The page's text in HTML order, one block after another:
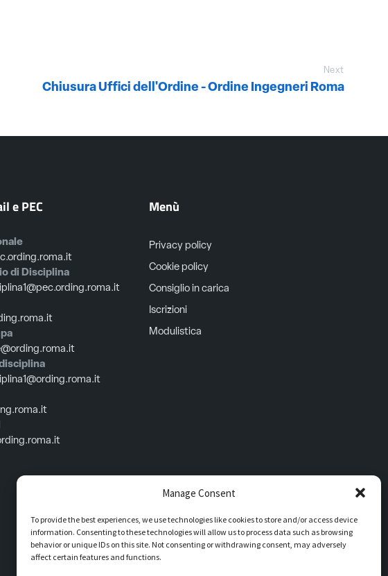
Manage Consent
To provide the best experiences, we use technologies like cookies to store and/or access device
information. Consenting to these technologies will allow us to process data such as browsing
behavior or unique IDs on this site. Not consenting or withdrawing consent, may adversely
affect certain features and functions.
Next
Chiusura Uffici dell'Ordine - Ordine Ingegneri Roma
e PEC
di Disciplina
Menù
Privacy policy
Cookie policy
Consiglio in carica
Iscrizioni
Modulistica